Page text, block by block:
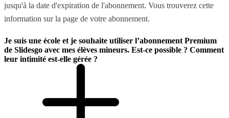
jusqu'à la date d'expiration de l'abonnement. Vous trouverez cette
information sur la page de votre abonnement.
Je suis une école et je souhaite utiliser l’abonnement Premium
de Slidesgo avec mes élèves mineurs. Est-ce possible ? Comment
leur intimité est-elle gérée ?